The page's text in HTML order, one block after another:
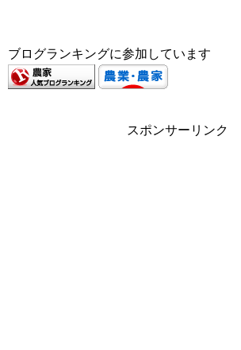
ブログランキングに参加しています
スポンサーリンク